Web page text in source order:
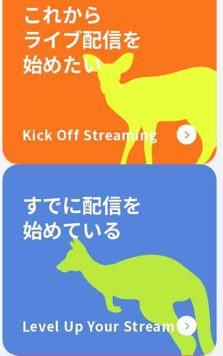
これから
ライブ配信を
始めたい
Kick Off Streaming
すでに配信を
始めている
Level Up Your Stream